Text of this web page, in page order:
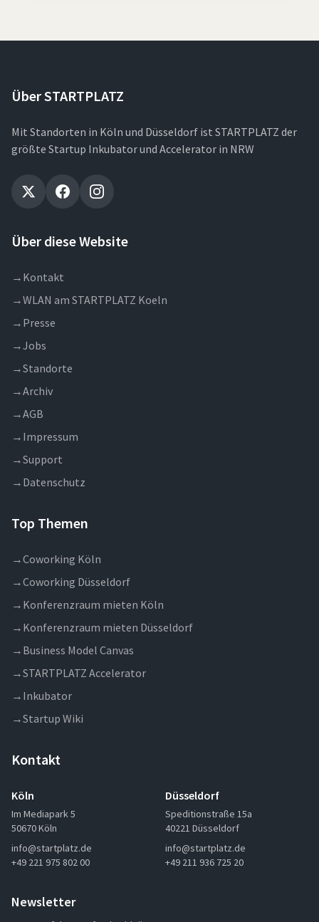
Über STARTPLATZ
Mit Standorten in Köln und Düsseldorf ist STARTPLATZ der
größte Startup Inkubator und Accelerator in NRW
Über diese Website
→ Kontakt
→WLAN am STARTPLATZ Koeln
→ Presse
→Jobs
→Standorte
→Archiv
→AGB
→ Impressum
→Support
→ Datenschutz
Top Themen
→Coworking Köln
→Coworking Düsseldorf
→ Konferenzraum mieten Köln
→ Konferenzraum mieten Düsseldorf
→ Business Model Canvas
→STARTPLATZ Accelerator
→ Inkubator
→Startup Wiki
Kontakt
Köln
Im Mediapark 5
50670 Köln
info@startplatz.de
+49 221 975 802 00
Düsseldorf
Speditionstraße 15a
40221 Düsseldorf
info@startplatz.de
+49 211 936 725 20
Newsletter